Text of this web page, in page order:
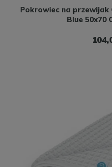
Pokrowiec na
Blue 50x70